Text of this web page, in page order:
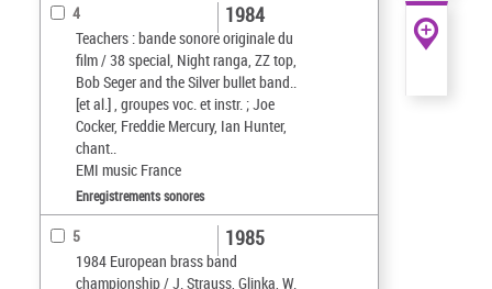
4
Teachers : bande sonore originale du
film / 38 special, Night ranga, ZZ top,
Bob Seger and the Silver bullet band..
[et al.] , groupes voc. et instr. ; Joe
Cocker, Freddie Mercury, Ian Hunter,
chant..
EMI music France
1984
Enregistrements sonores
5
1984 European brass band
championship / J. Strauss, Glinka, W.
1985